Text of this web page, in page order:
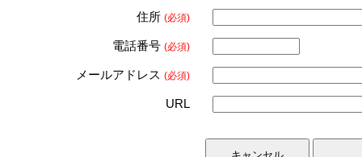
住所 (必須)
電話番号 (必須)
メールアドレス (必須)
URL